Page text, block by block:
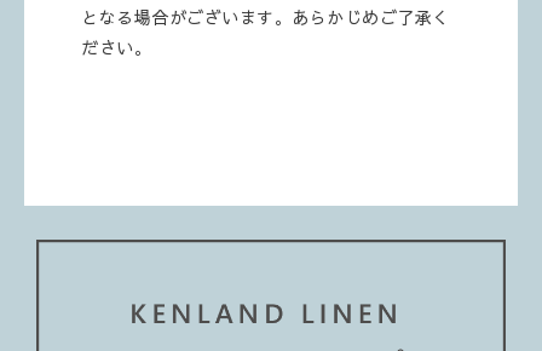
となる場合がございます。あらかじめご了承く
ださい。